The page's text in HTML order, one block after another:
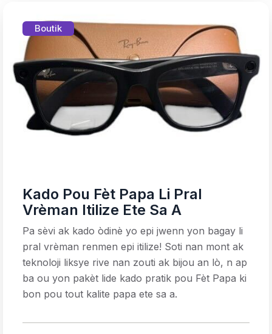
Boutik
Kado Pou Fèt Papa Li Pral
Vrèman Itilize Ete Sa A
Pa sèvi ak kado òdinè yo epi jwenn yon bagay li
pral vrèman renmen epi itilize! Soti nan mont ak
teknoloji liksye rive nan zouti ak bijou an lò, n ap
ba ou yon pakèt lide kado pratik pou Fèt Papa ki
bon pou tout kalite papa ete sa a.